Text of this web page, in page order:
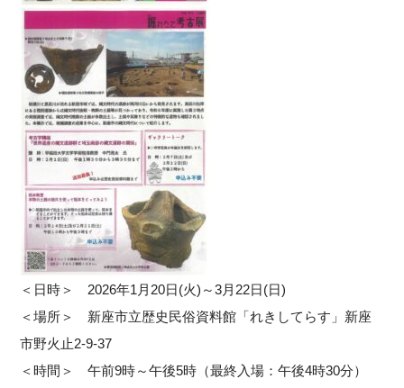
＜日時＞ 2026年1月20日(火)～3月22日(日)
＜場所＞ 新座市立歴史民俗資料館「れきしてらす」新座
市野火止2-9-37
＜時間＞ 午前9時～午後5時（最終入場：午後4時30分）